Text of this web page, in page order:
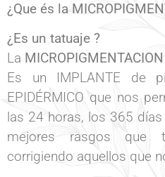
¿Que és la
¿Es un tatuaje ?
La MICROPIGMENTACION
Es un IMPLANTE de
EPIDÉRMICO que nos
las 24 horas, los 365
mejores rasgos que
corrigiendo aquellos que